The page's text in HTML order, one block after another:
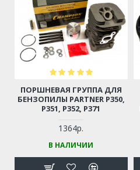
ПОРШНЕВАЯ ГРУППА ДЛЯ
БЕНЗОПИЛЫ PARTNER P350,
P351, P352, P371
1364р.
В НАЛИЧИИ